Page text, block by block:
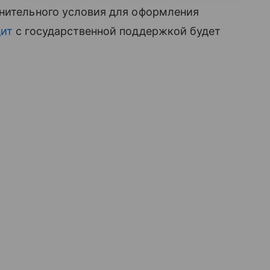
условия для оформления
с государственной поддержкой будет